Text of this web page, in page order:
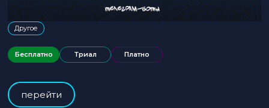
Другое
Бесплатно Триал Платно
перейти